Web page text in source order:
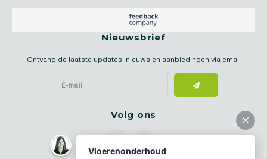
Nieuwsbrief
Ontvang de laatste updates, nieuws en aanbiedingen via email
Volg ons